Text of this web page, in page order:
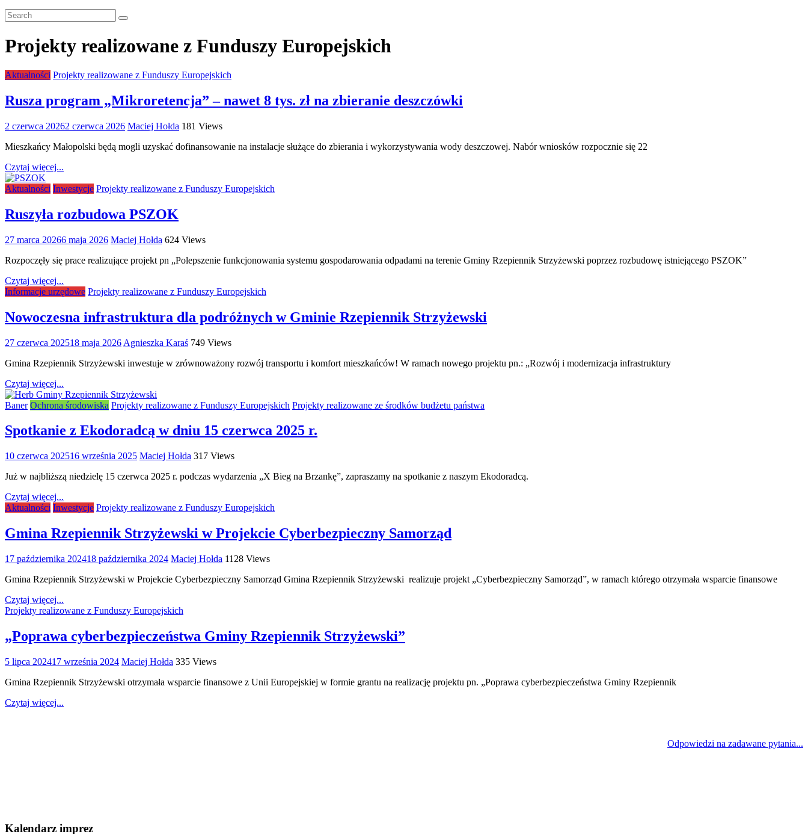
Projekty realizowane z Funduszy Europejskich
Aktualności Projekty realizowane z Funduszy Europejskich
Rusza program „Mikroretencja” – nawet 8 tys. zł na zbieranie deszczówki
2 czerwca 20262 czerwca 2026 Maciej Hołda 181 Views
Mieszkańcy Małopolski będą mogli uzyskać dofinansowanie na instalacje służące do zbierania i wykorzystywania wody deszczowej. Nabór wniosków rozpocznie się 22
Czytaj więcej...
Aktualności Inwestycje Projekty realizowane z Funduszy Europejskich
Ruszyła rozbudowa PSZOK
27 marca 20266 maja 2026 Maciej Hołda 624 Views
Rozpoczęły się prace realizujące projekt pn „Polepszenie funkcjonowania systemu gospodarowania odpadami na terenie Gminy Rzepiennik Strzyżewski poprzez rozbudowę istniejącego PSZOK”
Czytaj więcej...
Informacje urzędowe Projekty realizowane z Funduszy Europejskich
Nowoczesna infrastruktura dla podróżnych w Gminie Rzepiennik Strzyżewski
27 czerwca 202518 maja 2026 Agnieszka Karaś 749 Views
Gmina Rzepiennik Strzyżewski inwestuje w zrównoważony rozwój transportu i komfort mieszkańców! W ramach nowego projektu pn.: „Rozwój i modernizacja infrastruktury
Czytaj więcej...
Baner Ochrona środowiska Projekty realizowane z Funduszy Europejskich Projekty realizowane ze środków budżetu państwa
Spotkanie z Ekodoradcą w dniu 15 czerwca 2025 r.
10 czerwca 202516 września 2025 Maciej Hołda 317 Views
Już w najbliższą niedzielę 15 czerwca 2025 r. podczas wydarzenia „X Bieg na Brzankę”, zapraszamy na spotkanie z naszym Ekodoradcą.
Czytaj więcej...
Aktualności Inwestycje Projekty realizowane z Funduszy Europejskich
Gmina Rzepiennik Strzyżewski w Projekcie Cyberbezpieczny Samorząd
17 października 202418 października 2024 Maciej Hołda 1128 Views
Gmina Rzepiennik Strzyżewski w Projekcie Cyberbezpieczny Samorząd Gmina Rzepiennik Strzyżewski realizuje projekt „Cyberbezpieczny Samorząd”, w ramach którego otrzymała wsparcie finansowe
Czytaj więcej...
Projekty realizowane z Funduszy Europejskich
„Poprawa cyberbezpieczeństwa Gminy Rzepiennik Strzyżewski”
5 lipca 202417 września 2024 Maciej Hołda 335 Views
Gmina Rzepiennik Strzyżewski otrzymała wsparcie finansowe z Unii Europejskiej w formie grantu na realizację projektu pn. „Poprawa cyberbezpieczeństwa Gminy Rzepiennik
Czytaj więcej...
Odpowiedzi na zadawane pytania...
Kalendarz imprez